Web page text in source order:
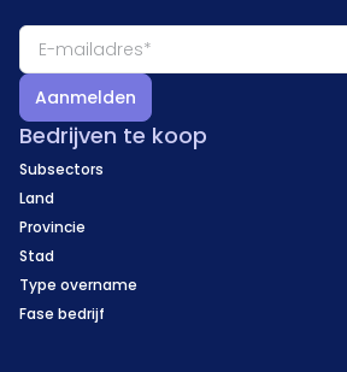
Aanmelden
Bedrijven te koop
Subsectors
Land
Provincie
Stad
Type overname
Fase bedrijf